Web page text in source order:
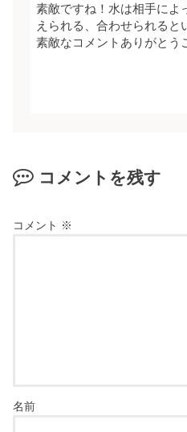
素敵ですね！水は相手によ
えられる、合わせられると
素敵なコメントありがとう
コメントを残す
コメント ※
名前